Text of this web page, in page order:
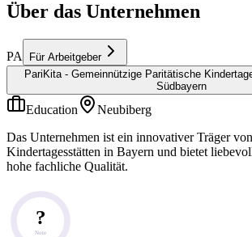
Über das Unternehmen
PA
Für Arbeitgeber
PariKita - Gemeinnützige Paritätische
Südbayern
Education
Neubiberg
Das Unternehmen ist ein innovativer Träger
Kindertagesstätten in Bayern und bietet
hohe fachliche Qualität.
?
Note